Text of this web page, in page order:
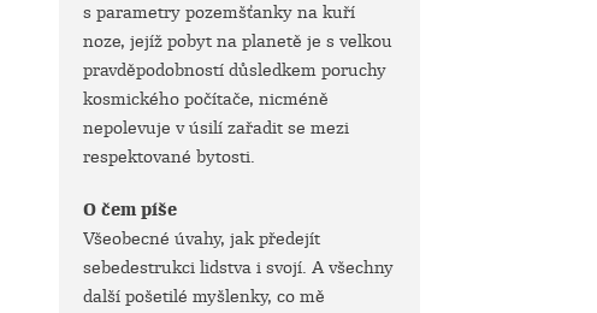
s parametry pozemšťanky na kuří
noze, jejíž pobyt na planetě je s velkou
pravděpodobností důsledkem poruchy
kosmického počítače, nicméně
nepolevuje v úsilí zařadit se mezi
respektované bytosti.
O čem píše
Všeobecné úvahy, jak předejít
sebedestrukci lidstva i svojí. A všechny
další pošetilé myšlenky, co mě